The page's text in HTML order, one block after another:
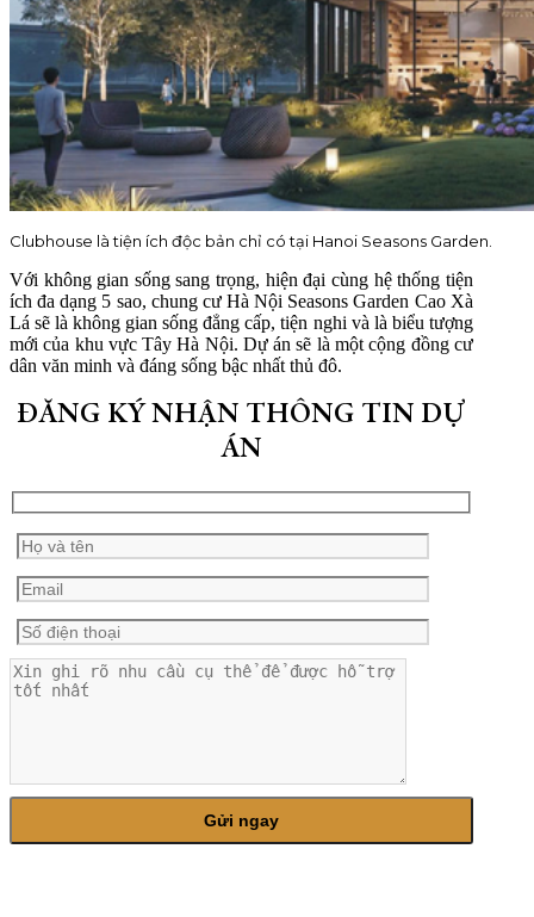
Clubhouse là tiện ích độc bản chỉ có tại Hanoi Seasons Garden.
Với không gian sống sang trọng, hiện đại cùng hệ thống tiện
ích đa dạng 5 sao, chung cư Hà Nội Seasons Garden Cao Xà
Lá sẽ là không gian sống đẳng cấp, tiện nghi và là biểu tượng
mới của khu vực Tây Hà Nội. Dự án sẽ là một cộng đồng cư
dân văn minh và đáng sống bậc nhất thủ đô.
ĐĂNG KÝ NHẬN THÔNG TIN DỰ
ÁN